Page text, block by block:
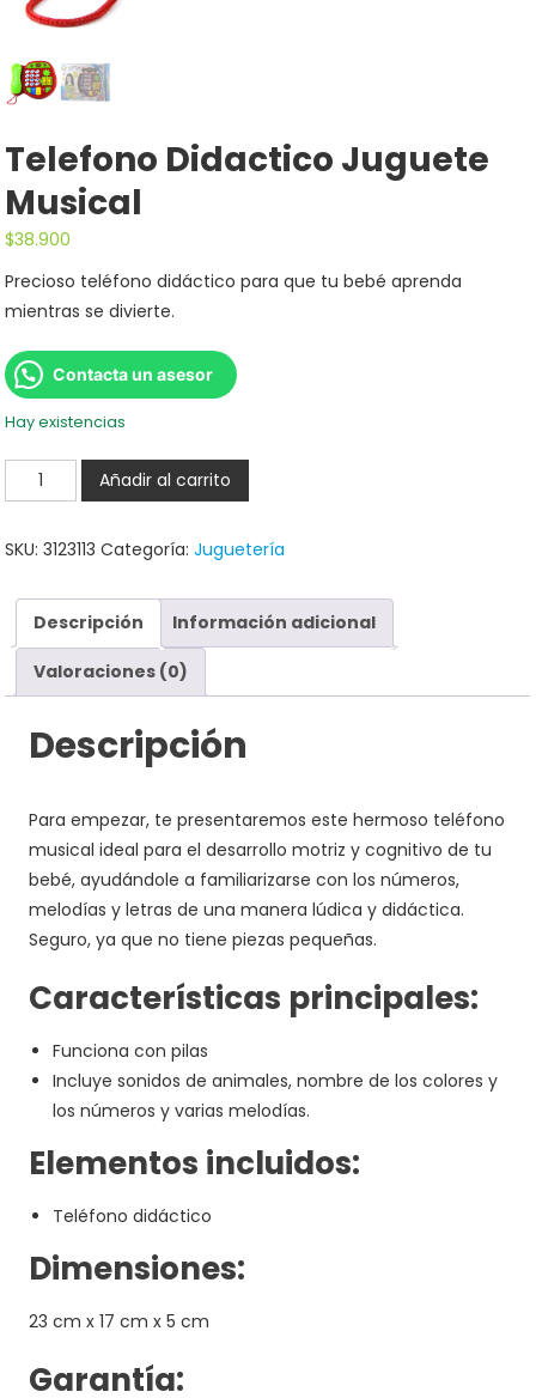
Telefono Didactico Juguete
Musical
$38.900
Precioso teléfono didáctico para que tu bebé aprenda
mientras se divierte.
Contacta un asesor
Hay existencias
Añadir al carrito
SKU:3123113 Categoría:Juguetería
Descripción Información adicional
Valoraciones (0)
Descripción
Para empezar, te presentaremos este hermoso teléfono
musical ideal para el desarrollo motriz y cognitivo de tu
bebé, ayudándole a familiarizarse con los números,
melodías y letras de una manera lúdica y didáctica.
Seguro, ya que no tiene piezas pequeñas.
Características principales:
Funciona con pilas
Incluye sonidos de animales, nombre de los colores y
los números y varias melodías.
Elementos incluidos:
Teléfono didáctico
Dimensiones:
23 cm x 17 cm x 5 cm
Garantía: